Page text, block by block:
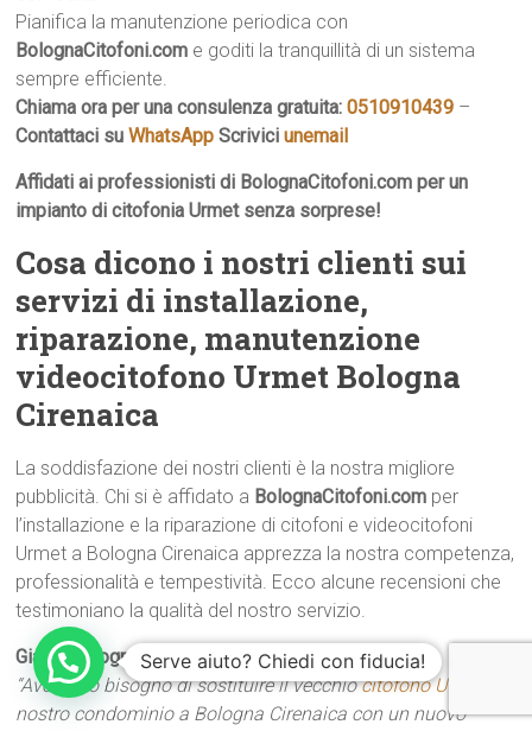
Pianifica la manutenzione periodica con
BolognaCitofoni.com e goditi la tranquillità di un sistema
sempre efficiente.
Chiama ora per una consulenza gratuita:0510910439 –
Contattaci suWhatsApp Scriviciunemail
Affidati ai professionisti di BolognaCitofoni.com per un
impianto di citofonia Urmet senza sorprese!
Cosa dicono i nostri clienti sui
servizi di installazione,
riparazione, manutenzione
videocitofono Urmet Bologna
Cirenaica
La soddisfazione dei nostri clienti è la nostra migliore
pubblicità. Chi si è affidato a BolognaCitofoni.com per
l’installazione e la riparazione di citofoni e videocitofoni
Urmet a Bologna Cirenaica apprezza la nostra competenza,
professionalità e tempestività. Ecco alcune recensioni che
testimoniano la qualità del nostro servizio.
Giada  Bologna Cirenaica
“Avevamo bisogno di sostituire il vecchiocitofono Urmet
nostro condominio a Bologna Cirenaica con un nuovo
Serve aiuto? Chiedi con fiducia!